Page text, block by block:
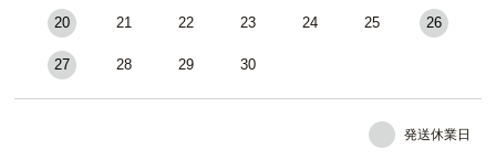
20 21 22 23 24 25 26
27 28 29 30
発送休業日